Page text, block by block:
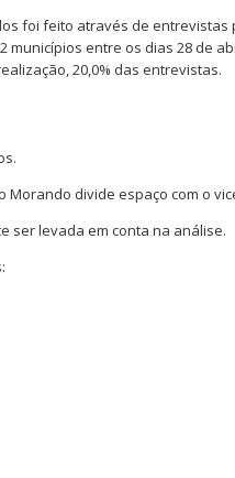
foi feito através de entrevistas
municípios entre os dias 28 de
20,0% das entrevistas.
Morando divide espaço com o
ser levada em conta na análise.